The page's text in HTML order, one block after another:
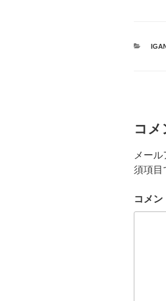
カ
コメ
メール
須項目
コメン